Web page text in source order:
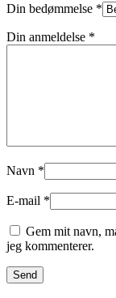
Din bedømmelse *
Din anmeldelse *
Navn *
E-mail *
Gem mit navn,
jeg kommenterer.